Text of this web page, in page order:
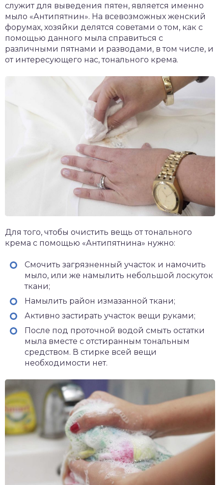
служит для выведения пятен, является именно
мыло «Антипятнин». На всевозможных женский
форумах, хозяйки делятся советами о том, как с
помощью данного мыла справиться с
различными пятнами и разводами, в том числе, и
от интересующего нас, тонального крема.
Для того, чтобы очистить вещь от тонального
крема с помощью «Антипятнина» нужно:
Смочить загрязненный участок и намочить
мыло, или же намылить небольшой лоскуток
ткани;
Намылить район измазанной ткани;
Активно застирать участок вещи руками;
После под проточной водой смыть остатки
мыла вместе с отстиранным тональным
средством. В стирке всей вещи
необходимости нет.